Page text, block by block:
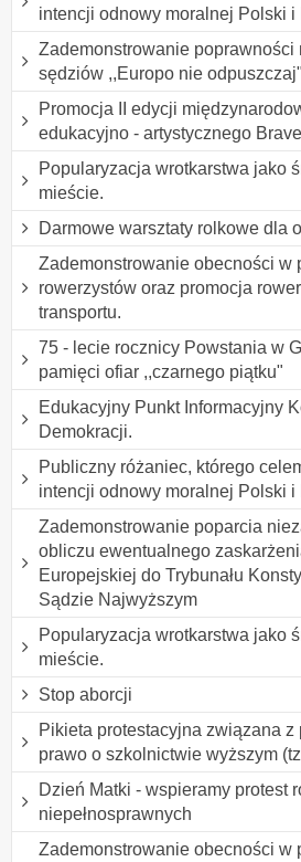
intencji odnowy moralnej Polski i
Zademonstrowanie poprawności
sędziów ,,Europo nie odpuszczaj"
Promocja II edycji
edukacyjno - artystycznego
Popularyzacja wrotkarstwa jako
mieście.
Darmowe warsztaty rolkowe dla
Zademonstrowanie obecności w
rowerzystów oraz promocja
transportu.
75 - lecie rocznicy Powstania w
pamięci ofiar ,,czarnego piątku"
Edukacyjny Punkt Informacyjny
Demokracji.
Publiczny różaniec, którego
intencji odnowy moralnej Polski i
Zademonstrowanie poparcia
obliczu ewentualnego
Europejskiej do Trybunału
Sądzie Najwyższym
Popularyzacja wrotkarstwa jako
mieście.
Stop aborcji
Pikieta protestacyjna związana z
prawo o szkolnictwie wyższym
Dzień Matki - wspieramy protest
niepełnosprawnych
Zademonstrowanie obecności w